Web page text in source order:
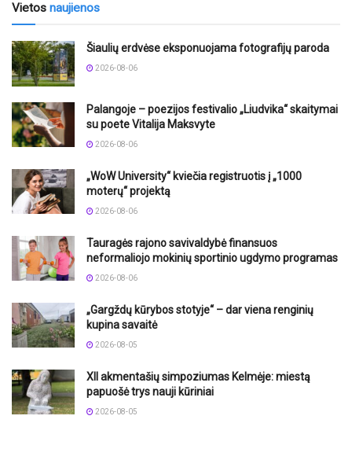
Vietos naujienos
Šiaulių erdvėse eksponuojama fotografijų paroda
2026-08-06
Palangoje – poezijos festivalio „Liudvika“ skaitymai
su poete Vitalija Maksvyte
2026-08-06
„WoW University“ kviečia registruotis į „1000
moterų“ projektą
2026-08-06
Tauragės rajono savivaldybė finansuos
neformaliojo mokinių sportinio ugdymo programas
2026-08-06
„Gargždų kūrybos stotyje“ – dar viena renginių
kupina savaitė
2026-08-05
XII akmentašių simpoziumas Kelmėje: miestą
papuošė trys nauji kūriniai
2026-08-05